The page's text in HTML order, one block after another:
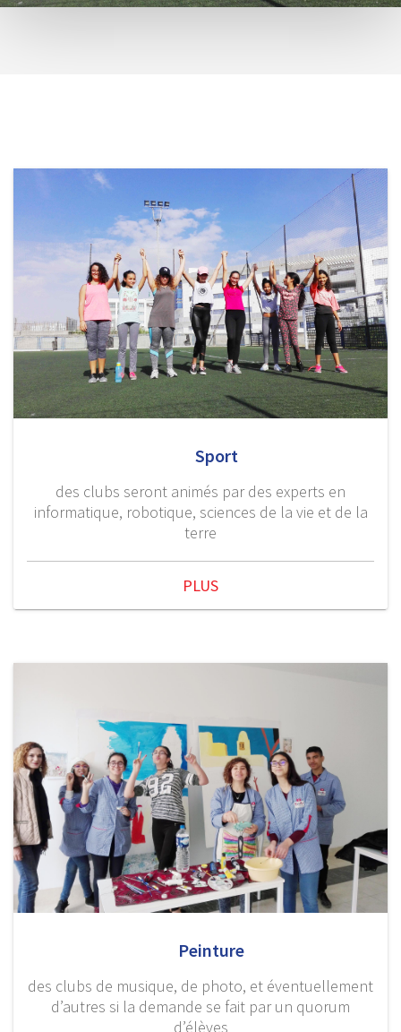
Sport
des clubs seront animés par des experts en
informatique, robotique, sciences de la vie et de la
terre
PLUS
Peinture
des clubs de musique, de photo, et éventuellement
d’autres si la demande se fait par un quorum
d’élèves